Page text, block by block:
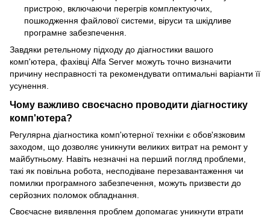
пристрою, включаючи перегрів комплектуючих,
пошкодження файлової системи, віруси та шкідливе
програмне забезпечення.
Завдяки ретельному підходу до діагностики вашого
комп'ютера, фахівці Alfa Server можуть точно визначити
причину несправності та рекомендувати оптимальні варіанти її
усунення.
Чому важливо своєчасно проводити діагностику
комп'ютера?
Регулярна діагностика комп'ютерної техніки є обов'язковим
заходом, що дозволяє уникнути великих витрат на ремонт у
майбутньому. Навіть незначні на перший погляд проблеми,
такі як повільна робота, несподіване перезавантаження чи
помилки програмного забезпечення, можуть призвести до
серйозних поломок обладнання.
Своєчасне виявлення проблем допомагає уникнути втрати